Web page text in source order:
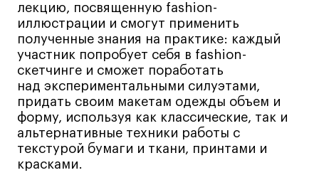
Технолог-конструктор одежды
Коммерческий фотограф
Все программы
Для школьников
Интенсивы
Среднесрочные
Долгосрочные
лекцию, посвященную fashion-
иллюстрации и смогут применить
полученные знания на практике: каждый
участник попробует себя в fashion-
скетчинге и сможет поработать
над экспериментальными силуэтами,
придать своим макетам одежды объем и
форму, используя как классические, так и
альтернативные техники работы с
текстурой бумаги и ткани, принтами и
красками.